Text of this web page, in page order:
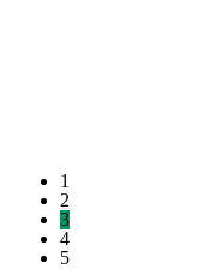
1
2
3
4
5